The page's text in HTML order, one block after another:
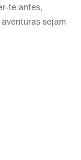
te antes,
sejam